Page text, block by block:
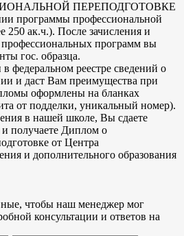
ПЕРЕПОДГОТОВКЕ
программы профессиональной
250 ак.ч.). После зачисления и
программ вы
гос. образца.
федеральном реестре сведений о
и даст Вам преимущества при
оформлены на бланках
от подделки, уникальный номер).
в нашей школе, Вы сдаете
и получаете Диплом о
от Центра
и дополнительного образования
чтобы наш менеджер мог
консультации и ответов на